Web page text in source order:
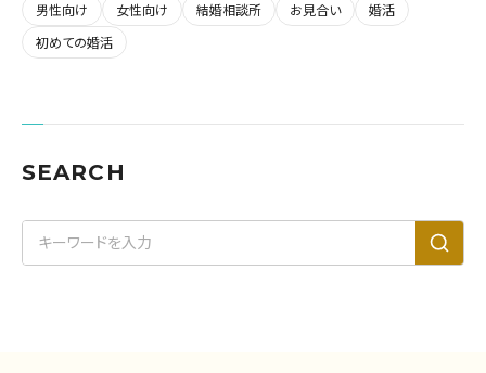
男性向け
女性向け 結婚相談所 お見合い
婚活
初めての婚活
SEARCH